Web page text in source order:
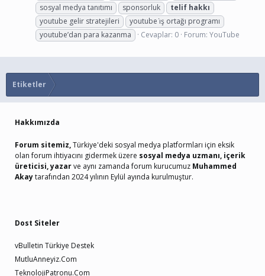
sosyal medya tanıtımı
sponsorluk telif hakkı
youtube gelir stratejileri
youtube i̇ş ortağı programı
youtube’dan para kazanma
Cevaplar: 0 Forum: YouTube
Etiketler
Hakkımızda
Forum sitemiz,Türkiye'deki sosyal medya platformları için eksik
olan forum ihtiyacını gidermek üzere sosyal medya uzmanı, içerik
üreticisi, yazarve aynı zamanda forum kurucumuz Muhammed
Akaytarafından 2024 yılının Eylül ayında kurulmuştur.
Dost Siteler
vBulletin Türkiye Destek
MutluAnneyiz.Com
TeknolojiPatronu.Com